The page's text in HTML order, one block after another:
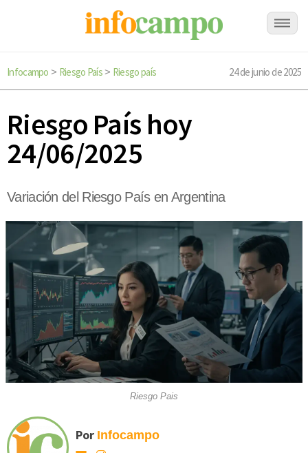
Infocampo > Riesgo País> Riesgo país 24 de junio de 2025
Riesgo País hoy
24/06/2025
Variación del Riesgo País en Argentina
Riesgo Pais
Por Infocampo